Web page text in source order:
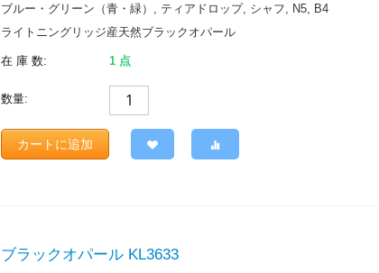
ブルー・グリーン（青・緑）, ティアドロップ, シャフ, N5, B4
ライトニングリッジ産天然ブラックオパール
在 庫 数: 1 点
数量:
カートに追加
ブラックオパール KL3633